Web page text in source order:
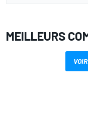
MEILLEURS